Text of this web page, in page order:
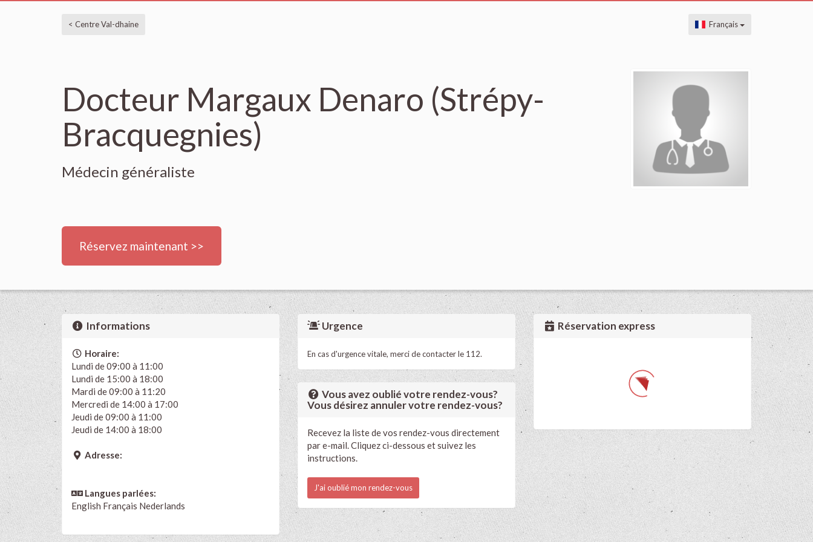
< Centre Val-dhaine Français
Docteur Margaux Denaro (Strépy-
Bracquegnies)
Médecin généraliste
Réservez maintenant >>
Informations
Horaire:
Lundi de 09:00 à 11:00
Lundi de 15:00 à 18:00
Mardi de 09:00 à 11:20
Mercredi de 14:00 à 17:00
Jeudi de 09:00 à 11:00
Jeudi de 14:00 à 18:00
Adresse:
Langues parlées:
English Français Nederlands
Urgence
En cas d'urgence vitale, merci de contacter le 112.
Vous avez oublié votre rendez-vous?
Vous désirez annuler votre rendez-vous?
Recevez la liste de vos rendez-vous directement
par e-mail. Cliquez ci-dessous et suivez les
instructions.
J'ai oublié mon rendez-vous
Réservation express